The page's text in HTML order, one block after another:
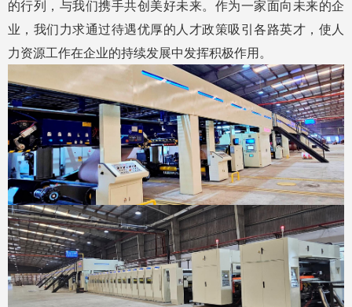
的行列，与我们携手共创美好未来。作为一家面向未来的企
业，我们力求通过待遇优厚的人才政策吸引各路英才，使人
力资源工作在企业的持续发展中发挥积极作用。